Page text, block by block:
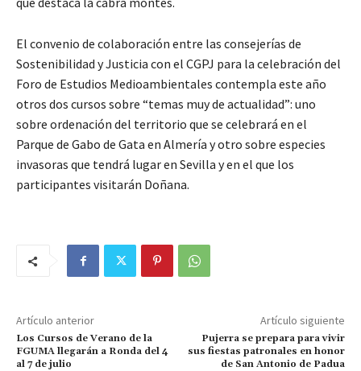
El convenio de colaboración entre las consejerías de
Sostenibilidad y Justicia con el CGPJ para la celebración del
Foro de Estudios Medioambientales contempla este año
otros dos cursos sobre “temas muy de actualidad”: uno
sobre ordenación del territorio que se celebrará en el
Parque de Gabo de Gata en Almería y otro sobre especies
invasoras que tendrá lugar en Sevilla y en el que los
participantes visitarán Doñana.
Artículo anterior
Los Cursos de Verano de la
FGUMA llegarán a Ronda del 4
al 7 de julio
Artículo siguiente
Pujerra se prepara para vivir
sus fiestas patronales en honor
de San Antonio de Padua